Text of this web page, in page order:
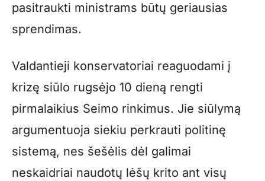
pasitraukti ministrams būtų geriausias
sprendimas.
Valdantieji konservatoriai reaguodami į
krizę siūlo rugsėjo 10 dieną rengti
pirmalaikius Seimo rinkimus. Jie siūlymą
argumentuoja siekiu perkrauti politinę
sistemą, nes šešėlis dėl galimai
neskaidriai naudotų lėšų krito ant visų